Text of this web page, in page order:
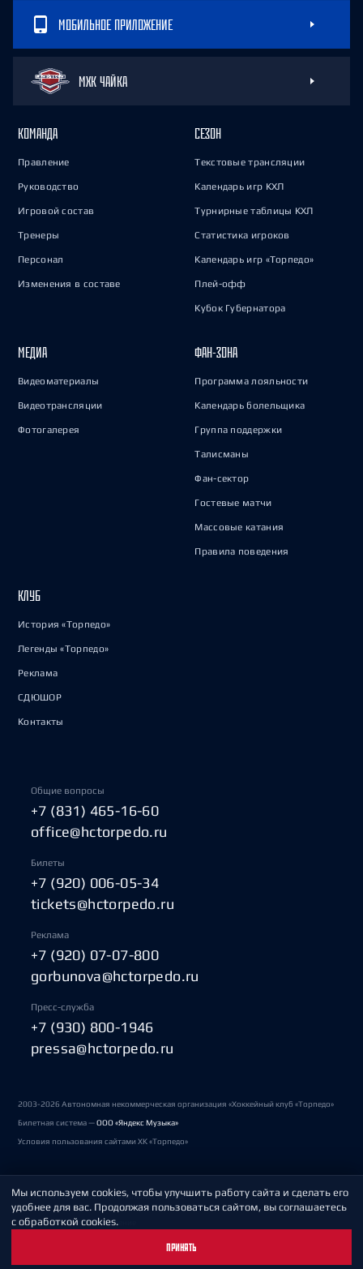
МОБИЛЬНОЕ ПРИЛОЖЕНИЕ
МХК ЧАЙКА
КОМАНДА
Правление
Руководство
Игровой состав
Тренеры
Персонал
Изменения в составе
СЕЗОН
Текстовые трансляции
Календарь игр КХЛ
Турнирные таблицы КХЛ
Статистика игроков
Календарь игр «Торпедо»
Плей-офф
Кубок Губернатора
МЕДИА
Видеоматериалы
Видеотрансляции
Фотогалерея
ФАН-ЗОНА
Программа лояльности
Календарь болельщика
Группа поддержки
Талисманы
Фан-сектор
Гостевые матчи
Массовые катания
Правила поведения
КЛУБ
История «Торпедо»
Легенды «Торпедо»
Реклама
СДЮШОР
Контакты
Общие вопросы
+7 (831) 465-16-60
office@hctorpedo.ru
Билеты
+7 (920) 006-05-34
tickets@hctorpedo.ru
Реклама
+7 (920) 07-07-800
gorbunova@hctorpedo.ru
Пресс-служба
+7 (930) 800-1946
pressa@hctorpedo.ru
2003-2026 Автономная некоммерческая организация «Хоккейный клуб «Торпедо»
Билетная система —ООО «Яндекс Музыка»
Условия пользования сайтами ХК «Торпедо»
Политика обработки персональных данных
Пользовательское соглашение
Мы используем cookies, чтобы улучшить работу сайта и сделать его
удобнее для вас. Продолжая пользоваться сайтом, вы соглашаетесь
с обработкой cookies.
ПРИНЯТЬ